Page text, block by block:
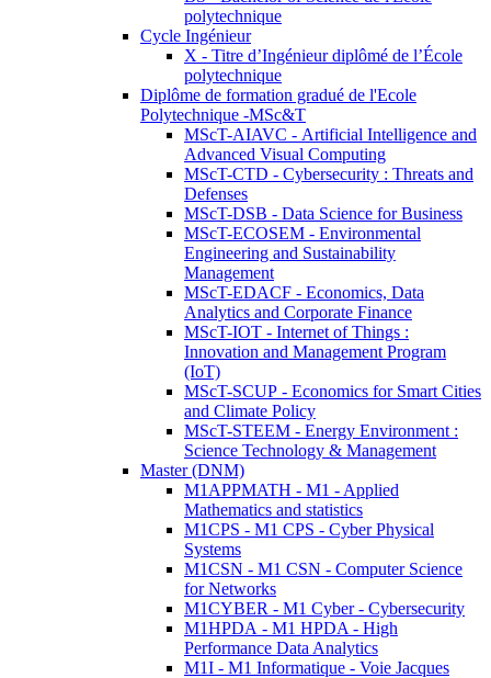
polytechnique
Cycle Ingénieur
X - Titre d’Ingénieur diplômé de l’École
polytechnique
Diplôme de formation gradué de l'Ecole
Polytechnique -MSc&T
MScT-AIAVC - Artificial Intelligence and
Advanced Visual Computing
MScT-CTD - Cybersecurity : Threats and
Defenses
MScT-DSB - Data Science for Business
MScT-ECOSEM - Environmental
Engineering and Sustainability
Management
MScT-EDACF - Economics, Data
Analytics and Corporate Finance
MScT-IOT - Internet of Things :
Innovation and Management Program
(IoT)
MScT-SCUP - Economics for Smart Cities
and Climate Policy
MScT-STEEM - Energy Environment :
Science Technology & Management
Master (DNM)
M1APPMATH - M1 - Applied
Mathematics and statistics
M1CPS - M1 CPS - Cyber Physical
Systems
M1CSN - M1 CSN - Computer Science
for Networks
M1CYBER - M1 Cyber - Cybersecurity
M1HPDA - M1 HPDA - High
Performance Data Analytics
M1I - M1 Informatique - Voie Jacques